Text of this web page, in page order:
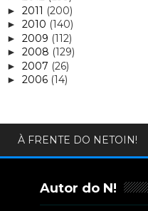
► 2011 (200)
► 2010 (140)
► 2009 (112)
► 2008 (129)
► 2007 (26)
► 2006 (14)
À FRENTE DO NETOIN!
Autor do N!